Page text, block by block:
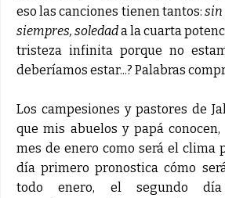
eso las canciones tienen tantos:sin
siempres, soledada la cuarta
tristeza infinita porque no
deberíamos estar...? Palabras
Los campesiones y pastores de
que mis abuelos y papá
mes de enero como será el clima
día primero pronostica cómo
todo enero, el segundo